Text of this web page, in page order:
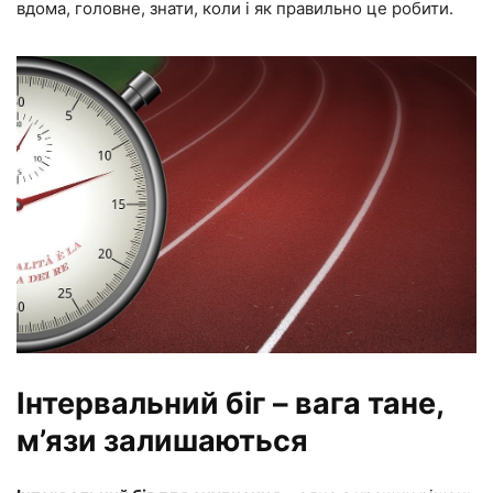
вдома, головне, знати, коли і як правильно це робити.
Інтервальний біг – вага тане,
м’язи залишаються